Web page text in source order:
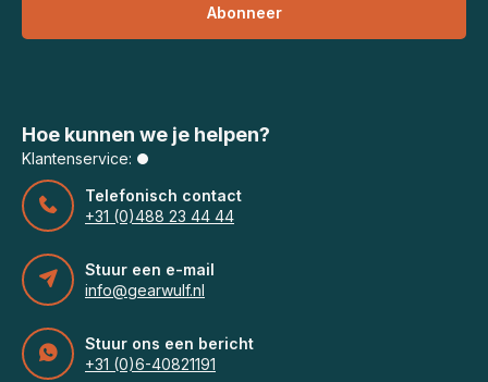
Abonneer
Hoe kunnen we je helpen?
Klantenservice:
Telefonisch contact
+31 (0)488 23 44 44
Stuur een e-mail
info@gearwulf.nl
Stuur ons een bericht
+31 (0)6-40821191